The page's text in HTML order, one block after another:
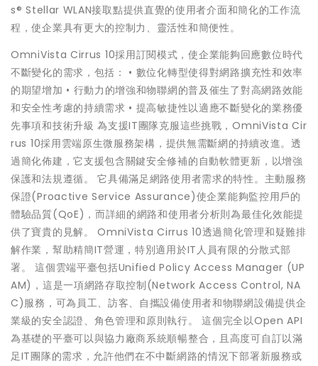
s® Stellar WLAN接取點提供直覺的使用者介面和簡化的工作流
程，使企業具有更大的控制力、靈活性和簡便性。
OmniVista Cirrus 10採用訂閱模式，使企業能夠回應數位時代
不斷變化的需求，包括： • 數位化轉型使得對網路擴充性和效率
的期望增加 • 行動力的增強和物聯網的普及催生了對高網路效能
和安全性考慮的持續需求 • 提高敏捷性以適應不斷變化的業務優
先事項和技術升級 為支援IT團隊克服這些挑戰，OmniVista Cir
rus 10採用雲端原生微服務架構，提供無需斷網的持續改進。透
過簡化佈建，它支援包含關鍵安全修補的自動軟體更新，以增強
保護和法規遵循。 它具備滿足網路使用者需求的特性。主動服務
保證(Proactive Service Assurance)使企業能夠監控用戶的
體驗品質(QoE)，而詳細的網路和使用者分析則為最佳化效能提
供了寶貴的見解。 OmniVista Cirrus 10透過簡化管理和疑難排
解作業，幫助精簡IT營運，特別適用於IT人員有限的分散式部
署。 這個雲端平臺包括Unified Policy Access Manager (UP
AM)，這是一項網路存取控制(Network Access Control, NA
C)服務，可為員工、訪客、自攜設備使用者和物聯網設備提供企
業級的安全認證、角色管理和原則執行。 這個完全以Open API
為基礎的平臺可以與協力廠商系統順暢整合，且高度可自訂以滿
足IT團隊的需求，允許他們在不中斷網路的情況下部署新服務或